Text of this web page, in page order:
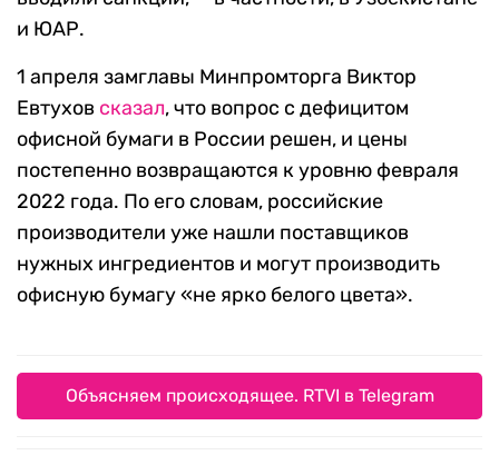
и ЮАР.
1 апреля замглавы Минпромторга Виктор
Евтухов сказал, что вопрос с дефицитом
офисной бумаги в России решен, и цены
постепенно возвращаются к уровню февраля
2022 года. По его словам, российские
производители уже нашли поставщиков
нужных ингредиентов и могут производить
офисную бумагу «не ярко белого цвета».
Объясняем происходящее. RTVI в Telegram